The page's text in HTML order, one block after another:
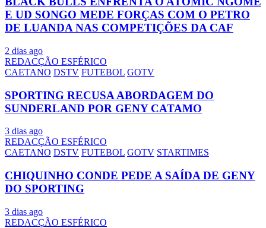
E UD SONGO MEDE FORÇAS COM O PETRO
DE LUANDA NAS COMPETIÇÕES DA CAF
2 dias ago
REDACÇÃO ESFÉRICO
CAETANO DSTV FUTEBOL GOTV
SPORTING RECUSA ABORDAGEM DO
SUNDERLAND POR GENY CATAMO
3 dias ago
REDACÇÃO ESFÉRICO
CAETANO DSTV FUTEBOL GOTV STARTIMES
CHIQUINHO CONDE PEDE A SAÍDA DE GENY
DO SPORTING
3 dias ago
REDACÇÃO ESFÉRICO